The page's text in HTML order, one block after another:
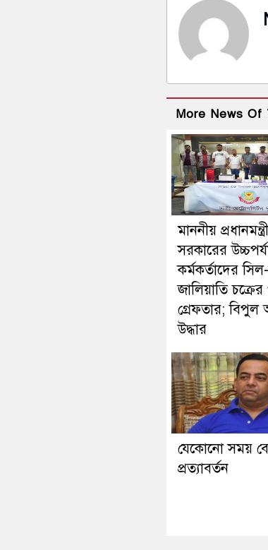
More News
মাননীয়
সরকারের
কর্মকর্তাদের সিল-
জালিয়াতি
গ্রেফতার;
উদ্ধার
যেকোনো সময়
প্রত্যাবর্তন